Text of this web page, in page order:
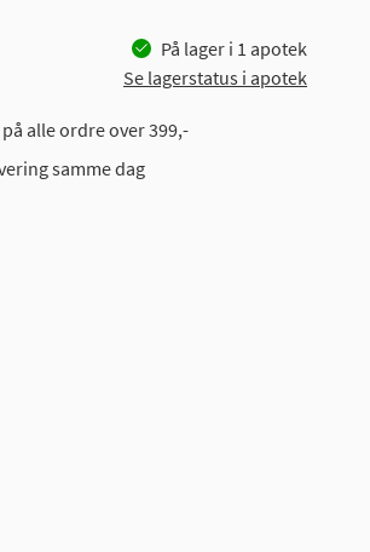
På lager i 1 apotek
Se lagerstatus i apotek
alle ordre over 399,-
samme dag